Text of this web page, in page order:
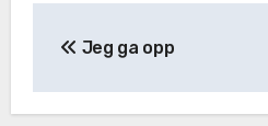
Jeg ga opp